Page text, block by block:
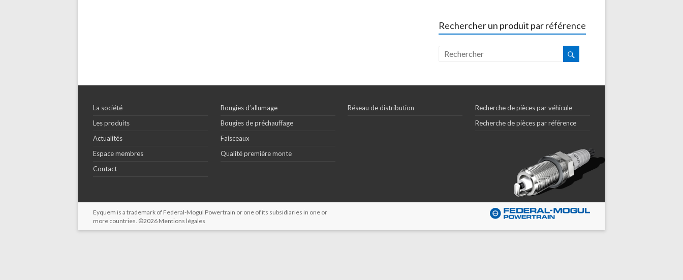
Rechercher un produit par référence
La société
Les produits
Actualités
Espace membres
Contact
Bougies d’allumage
Bougies de préchauffage
Faisceaux
Qualité première monte
Réseau de distribution
Recherche de pièces par véhicule
Recherche de pièces par référence
Eyquem is a trademark of Federal-Mogul Powertrain or one of its subsidiaries in one or
more countries. ©2026 Mentions légales